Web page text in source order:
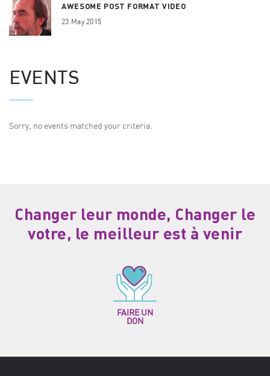
AWESOME POST FORMAT VIDEO
23 May 2015
EVENTS
Sorry, no events matched your criteria.
Changer leur monde, Changer le
votre, le meilleur est à venir
FAIRE UN
DON